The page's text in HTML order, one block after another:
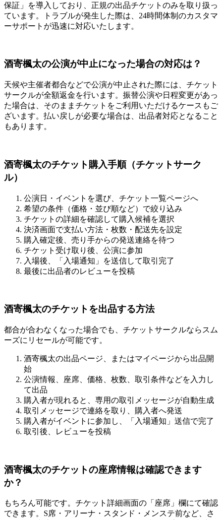
保証」を導入しており、正規の出品チケットのみを取り扱っ
ています。トラブルが発生した際は、24時間体制のカスタマ
ーサポートが迅速に対応いたします。
酒寄楓太の公演が中止になった場合の対応は？
天候や主催者都合などで公演が中止された際には、チケット
サークルが全額返金を行います。振替公演や日程変更があっ
た場合は、そのままチケットをご利用いただけるケースもご
ざいます。払い戻しが必要な場合は、出品者対応となること
もあります。
酒寄楓太のチケット購入手順（チケットサーク
ル）
公演日・イベントを選び、チケット一覧ページへ
希望の条件（価格・並び順など）で絞り込み
チケットの詳細を確認して購入候補を選択
決済画面で支払い方法・枚数・配送先を設定
購入確定後、売り手からの発送連絡を待つ
チケット受け取り後、公演に参加
入場後、「入場通知」を送信して取引完了
最後に出品者のレビューを投稿
酒寄楓太のチケットを出品する方法
都合が合わなくなった場合でも、チケットサークルならスム
ーズにリセールが可能です。
酒寄楓太の出品ページ、またはマイページから出品開
始
公演情報、座席、価格、枚数、取引条件などを入力し
て出品
購入者が現れると、専用の取引メッセージが自動生成
取引メッセージで連絡を取り、購入者へ発送
購入者がイベントに参加し、「入場通知」送信で完了
取引後、レビューを投稿
酒寄楓太のチケットの座席情報は確認できます
か？
もちろん可能です。チケット詳細画面の「座席」欄にて確認
できます。S席・アリーナ・スタンド・メンステ前など、さ